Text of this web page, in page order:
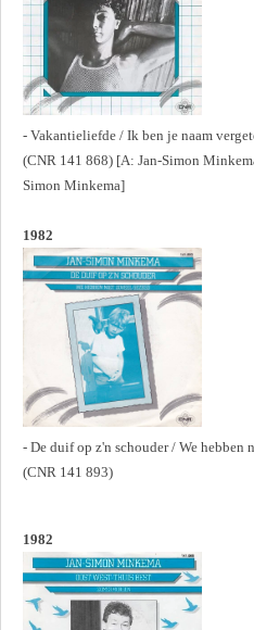
- Vakantieliefde / Ik ben je naam
(CNR 141 868) [A: Jan-Simon
Simon Minkema]
1982
- De duif op z'n schouder / We hebben
(CNR 141 893)
1982